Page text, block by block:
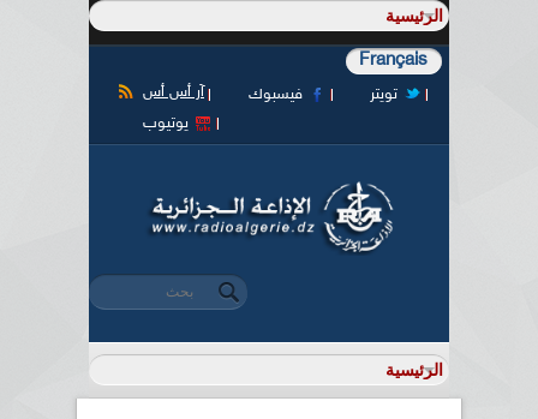
Français
آر أس أس فيسبوك
تويتر
يوتيوب
استمارة البحث
‏بحث ‏